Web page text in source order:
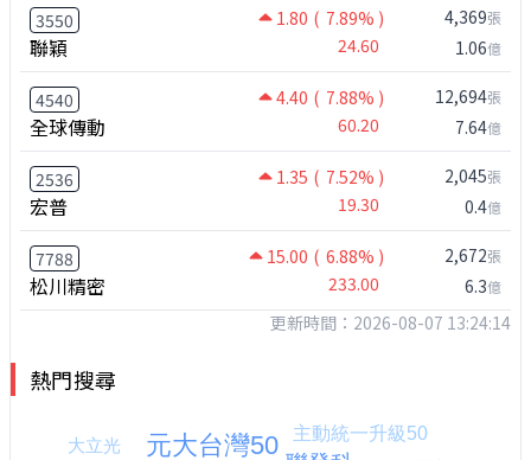
3550 1.80 ( 7.89% )
聯穎 24.60
4,369張
1.06億
4540 4.40 ( 7.88% )
全球傳動 60.20
12,694張
7.64億
2536 1.35 ( 7.52% )
宏普 19.30
2,045張
0.4億
7788 15.00 ( 6.88% )
松川精密 233.00
2,672張
6.3億
更新時間：2026-08-07 13:24:14
熱門搜尋